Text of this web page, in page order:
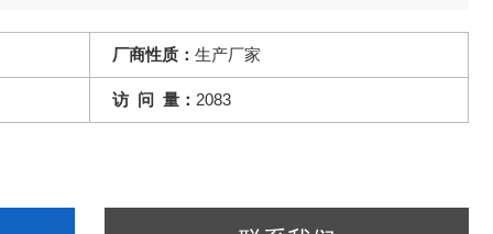
厂商性质： 生产厂家
访 问 量： 2083